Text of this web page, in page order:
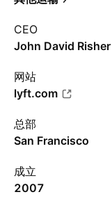
CEO
John David Risher
网站
lyft.com
总部
San Francisco
成立
2007